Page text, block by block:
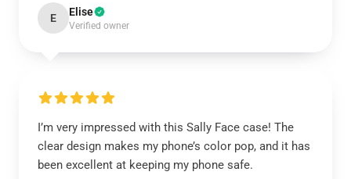
E Elise
Verified owner
I’m very impressed with this Sally Face case! The
clear design makes my phone’s color pop, and it has
been excellent at keeping my phone safe.